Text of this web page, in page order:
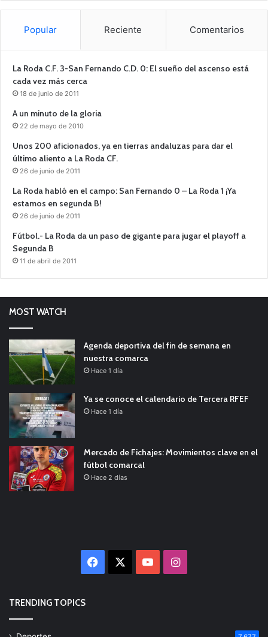
Popular Reciente Comentarios
La Roda C.F. 3-San Fernando C.D. 0: El sueño del ascenso está
cada vez más cerca
18 de junio de 2011
A un minuto de la gloria
22 de mayo de 2010
Unos 200 aficionados, ya en tierras andaluzas para dar el
último aliento a La Roda CF.
26 de junio de 2011
La Roda habló en el campo: San Fernando 0 – La Roda 1 ¡Ya
estamos en segunda B!
26 de junio de 2011
Fútbol.- La Roda da un paso de gigante para jugar el playoff a
Segunda B
11 de abril de 2011
MOST WATCH
Agenda deportiva del fin de semana en
nuestra comarca
Hace 1 día
Ya se conoce el calendario de Tercera RFEF
Hace 1 día
Mercado de Fichajes: Movimientos clave en el
fútbol comarcal
Hace 2 días
Facebook YouTubeInstagram
TRENDING TOPICS